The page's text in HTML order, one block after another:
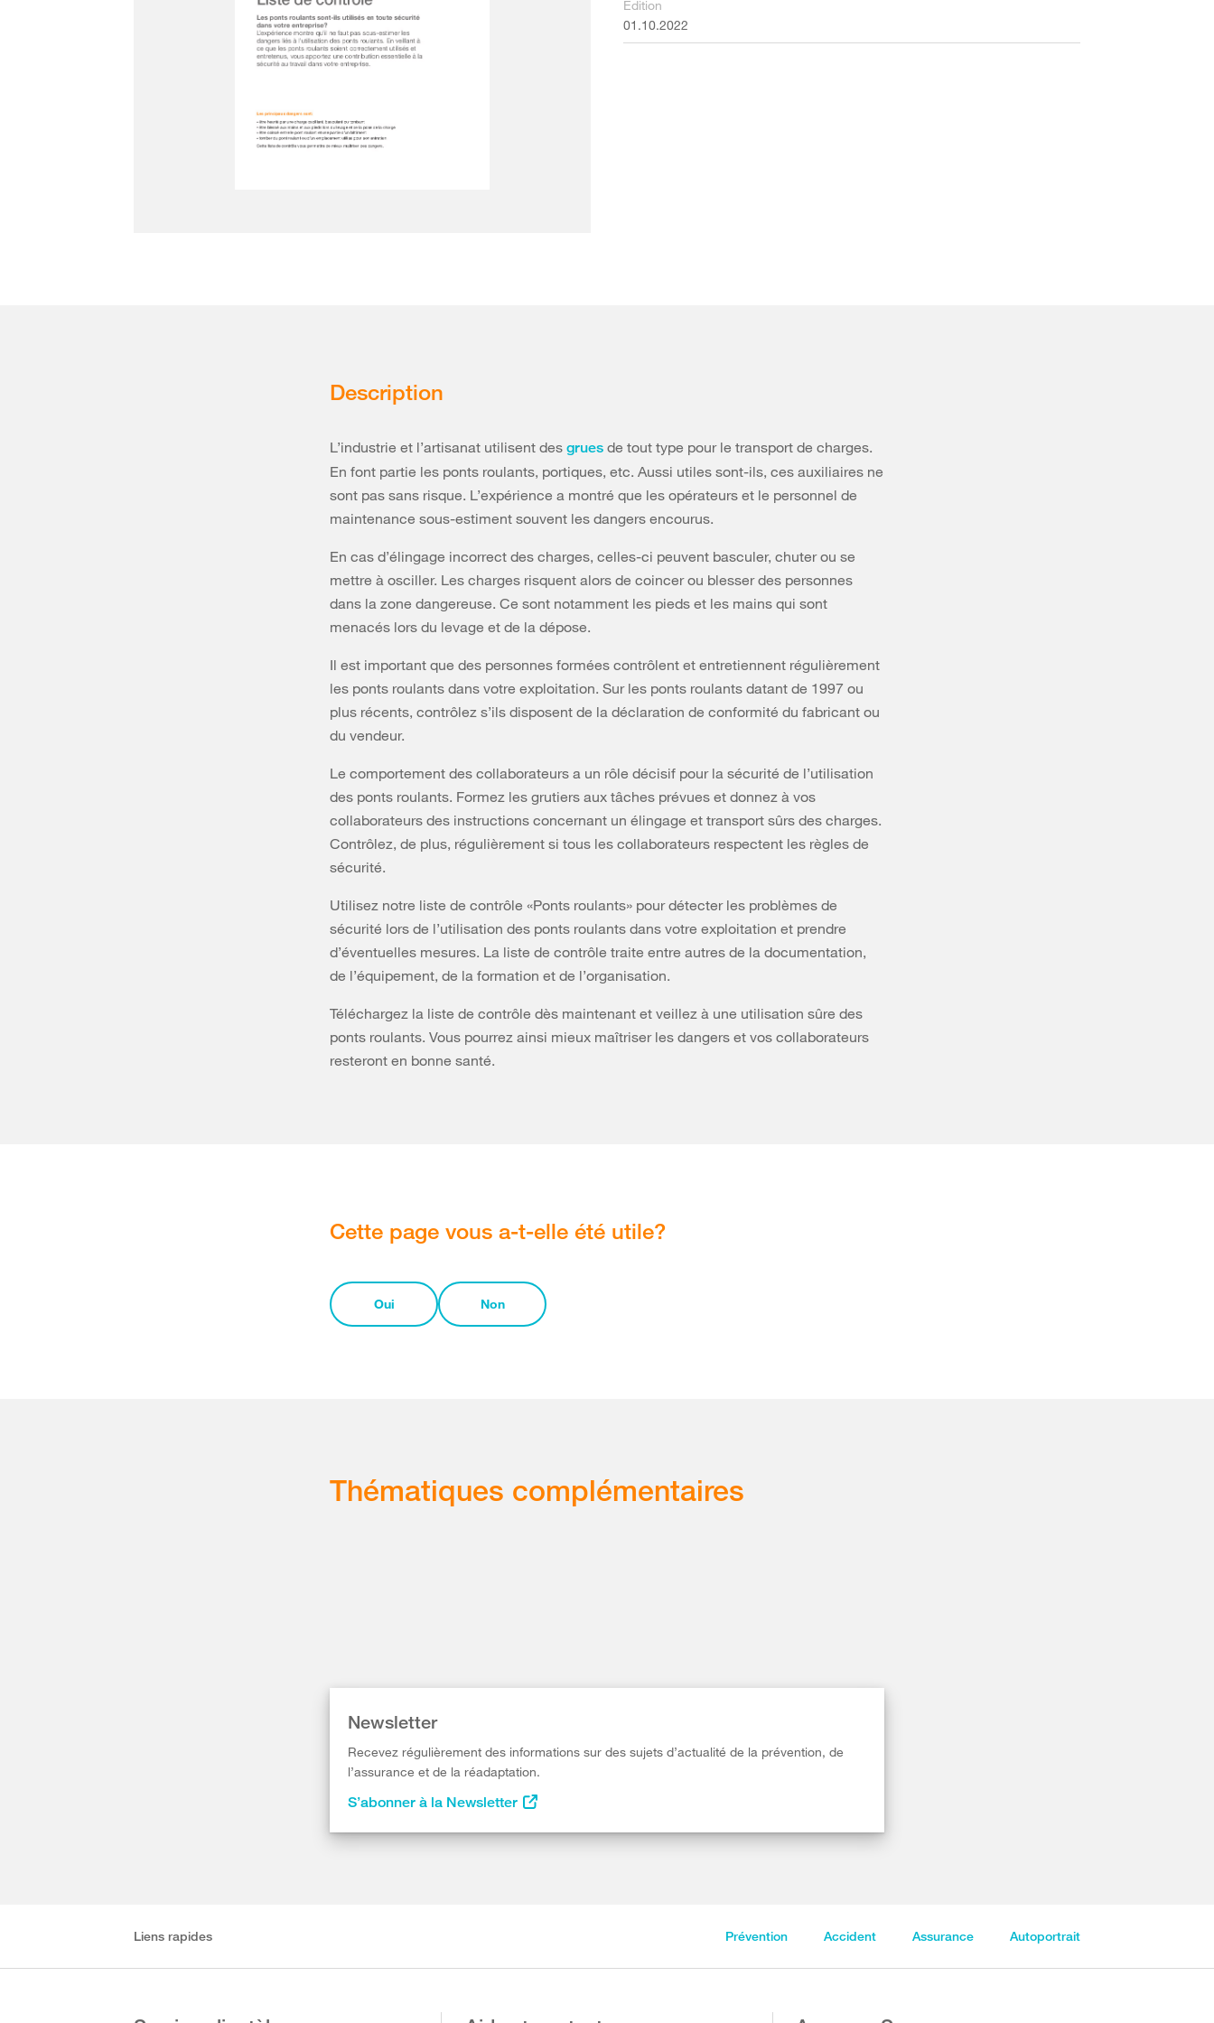
Édition
01.10.2022
Description
L’industrie et l’artisanat utilisent des grues de tout type pour le transport de charges.
En font partie les ponts roulants, portiques, etc. Aussi utiles sont-ils, ces auxiliaires ne
sont pas sans risque. L’expérience a montré que les opérateurs et le personnel de
maintenance sous-estiment souvent les dangers encourus.
En cas d’élingage incorrect des charges, celles-ci peuvent basculer, chuter ou se
mettre à osciller. Les charges risquent alors de coincer ou blesser des personnes
dans la zone dangereuse. Ce sont notamment les pieds et les mains qui sont
menacés lors du levage et de la dépose.
Il est important que des personnes formées contrôlent et entretiennent régulièrement
les ponts roulants dans votre exploitation. Sur les ponts roulants datant de 1997 ou
plus récents, contrôlez s’ils disposent de la déclaration de conformité du fabricant ou
du vendeur.
Le comportement des collaborateurs a un rôle décisif pour la sécurité de l’utilisation
des ponts roulants. Formez les grutiers aux tâches prévues et donnez à vos
collaborateurs des instructions concernant un élingage et transport sûrs des charges.
Contrôlez, de plus, régulièrement si tous les collaborateurs respectent les règles de
sécurité.
Utilisez notre liste de contrôle «Ponts roulants» pour détecter les problèmes de
sécurité lors de l’utilisation des ponts roulants dans votre exploitation et prendre
d’éventuelles mesures. La liste de contrôle traite entre autres de la documentation,
de l’équipement, de la formation et de l’organisation.
Téléchargez la liste de contrôle dès maintenant et veillez à une utilisation sûre des
ponts roulants. Vous pourrez ainsi mieux maîtriser les dangers et vos collaborateurs
resteront en bonne santé.
Cette page vous a-t-elle été utile?
Oui Non
Thématiques complémentaires
Newsletter
Recevez régulièrement des informations sur des sujets d’actualité de la prévention, de
l’assurance et de la réadaptation.
S’abonner à la Newsletter
Liens rapides Prévention Accident Assurance Autoportrait